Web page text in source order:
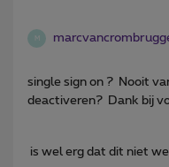
M
single sign on ? Nooit
deactiveren? Dank bij
is wel erg dat dit niet